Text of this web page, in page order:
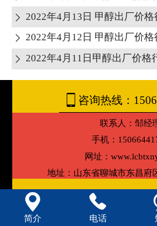
 2022年4月13日 甲醇出厂价格
 2022年4月12日 甲醇出厂价格
 2022年4月11日甲醇出厂价格
 咨询热线：
联系人：邹经
手机：
网址：
地址：山东省聊城市东昌府

简介

电话